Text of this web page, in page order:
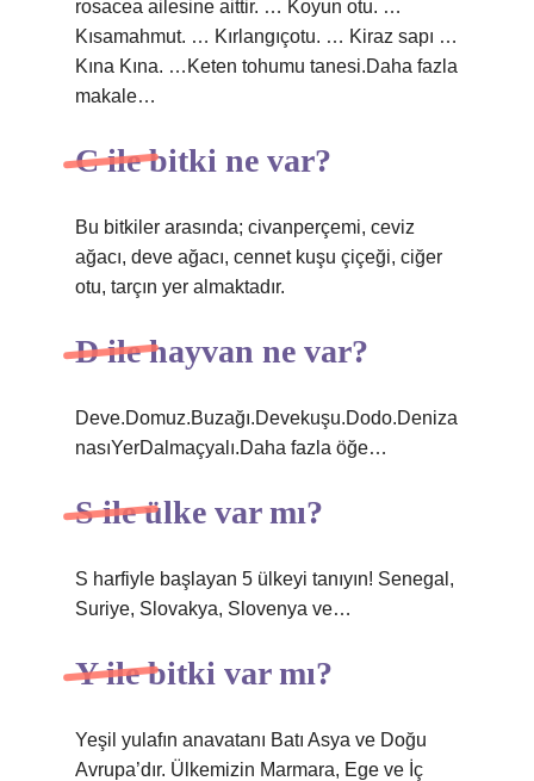
rosacea ailesine aittir. … Koyun otu. …
Kısamahmut. … Kırlangıçotu. … Kiraz sapı …
Kına Kına. …Keten tohumu tanesi.Daha fazla
makale…
C ile bitki ne var?
Bu bitkiler arasında; civanperçemi, ceviz
ağacı, deve ağacı, cennet kuşu çiçeği, ciğer
otu, tarçın yer almaktadır.
D ile hayvan ne var?
Deve.Domuz.Buzağı.Devekuşu.Dodo.Deniza
nasıYerDalmaçyalı.Daha fazla öğe…
S ile ülke var mı?
S harfiyle başlayan 5 ülkeyi tanıyın! Senegal,
Suriye, Slovakya, Slovenya ve…
Y ile bitki var mı?
Yeşil yulafın anavatanı Batı Asya ve Doğu
Avrupa’dır. Ülkemizin Marmara, Ege ve İç